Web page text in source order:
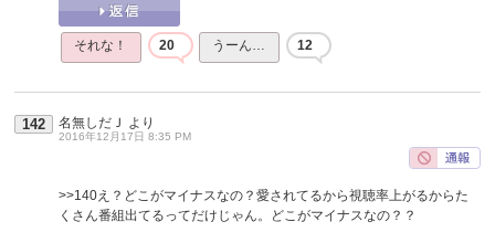
それな！ 20 うーん… 12
142 名無しだＪ より
2016年12月17日 8:35 PM
>>140え？どこがマイナスなの？愛されてるから視聴率上がるからた
くさん番組出てるってだけじゃん。どこがマイナスなの？？